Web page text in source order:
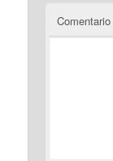
Comentario